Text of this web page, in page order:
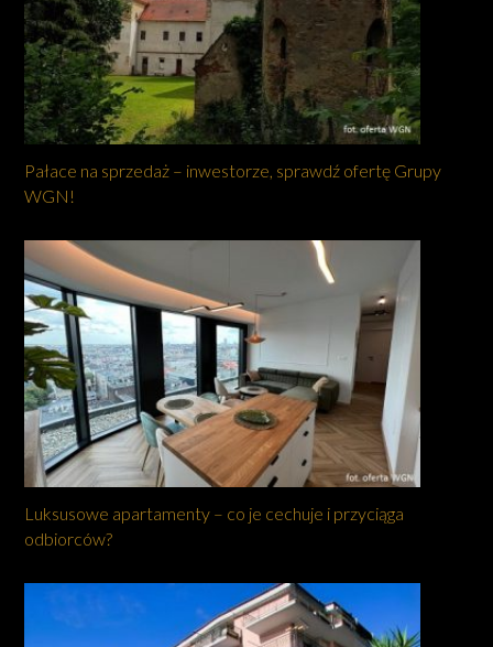
Pałace na sprzedaż – inwestorze, sprawdź ofertę Grupy
WGN!
Luksusowe apartamenty – co je cechuje i przyciąga
odbiorców?